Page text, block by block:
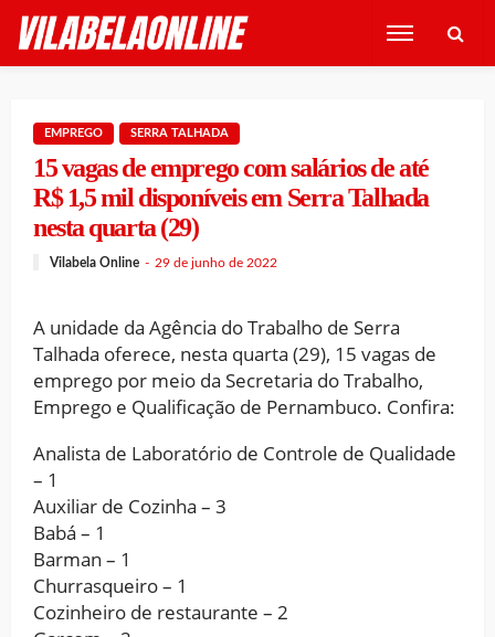
EMPREGO SERRA TALHADA
15 vagas de emprego com salários de até
R$ 1,5 mil disponíveis em Serra Talhada
nesta quarta (29)
Vilabela Online 29 de junho de 2022
A unidade da Agência do Trabalho de Serra
Talhada oferece, nesta quarta (29), 15 vagas de
emprego por meio da Secretaria do Trabalho,
Emprego e Qualificação de Pernambuco. Confira:
Analista de Laboratório de Controle de Qualidade
– 1
Auxiliar de Cozinha – 3
Babá – 1
Barman – 1
Churrasqueiro – 1
Cozinheiro de restaurante – 2